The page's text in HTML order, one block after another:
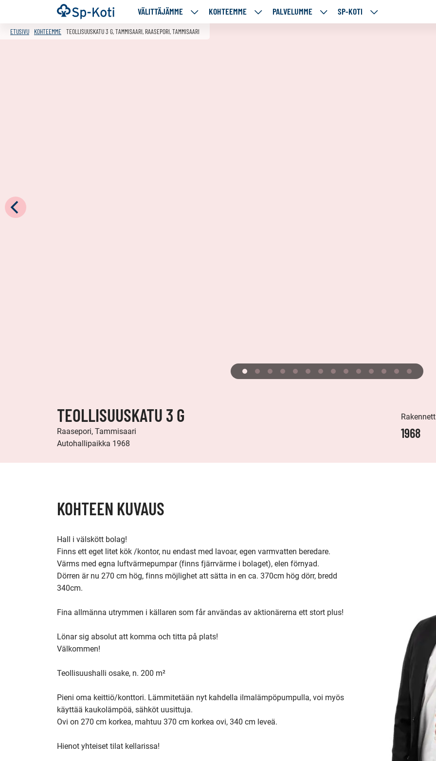
Siirry
sisältöön
Etusivu VÄLITTÄJÄMME
VÄLITTÄJÄMME
ALASIVUT
KOHTEEMME
KOHTEEMME
PALVELUMME
PALVELUMME
SP-KOTI
SP-
ETUSIVU KOHTEEMME TEOLLISUUSKATU 3 G, TAMMISAARI, RAASEPORI, TAMMISAARI
TEOLLISUUSKATU 3 G
Raasepori, Tammisaari
Autohallipaikka 1968
1968
KOHTEEN KUVAUS
Hall i välskött bolag!
Finns ett eget litet kök /kontor, nu endast med lavoar, egen varmvatten beredare.
Värms med egna luftvärmepumpar (finns fjärrvärme i bolaget), elen förnyad.
Dörren är nu 270 cm hög, finns möjlighet att sätta in en ca. 370cm hög dörr, bredd
340cm.
Fina allmänna utrymmen i källaren som får användas av aktionärerna ett stort plus!
Lönar sig absolut att komma och titta på plats!
Välkommen!
Teollisuushalli osake, n. 200 m²
Pieni oma keittiö/konttori. Lämmitetään nyt kahdella ilmalämpöpumpulla, voi myös
käyttää kaukolämpöä, sähköt uusittuja.
Ovi on 270 cm korkea, mahtuu 370 cm korkea ovi, 340 cm leveä.
Hienot yhteiset tilat kellarissa!